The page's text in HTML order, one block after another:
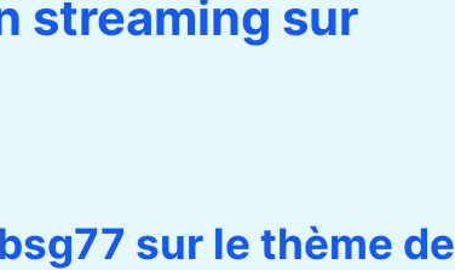
streaming sur
sur le thème de